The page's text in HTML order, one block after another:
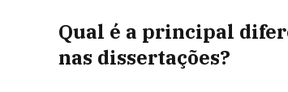
Qual é a principal
nas dissertações?